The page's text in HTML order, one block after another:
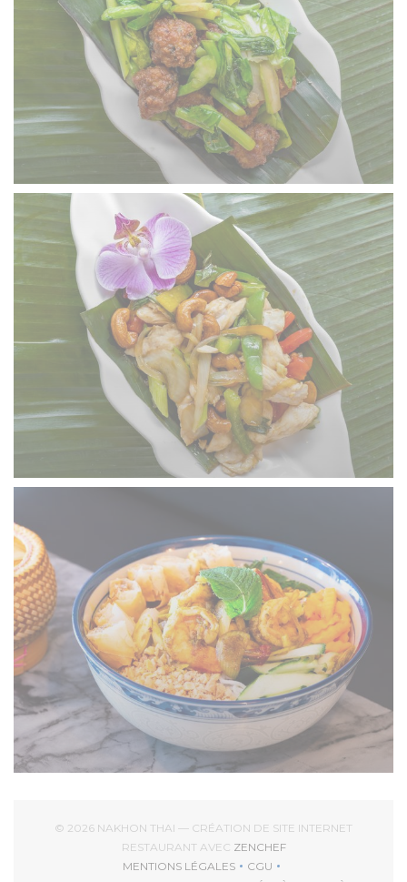
© 2026 NAKHON THAI — CRÉATION DE SITE INTERNET
RESTAURANT AVEC ZENCHEF((OUVRE UNE
MENTIONS LÉGALES
((OUVRE UNE NOUVELLE FENÊTRE))
CGU
((OUVRE UNE NOUVELLE